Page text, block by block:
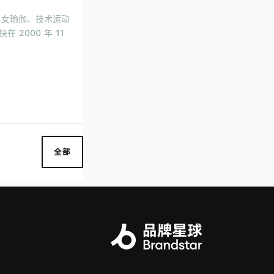
瑜伽、技术运动
在 2000 年 11
全部